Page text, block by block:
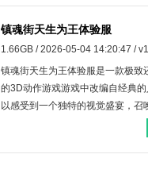
镇魂街天生为王体验服
1.66GB / 2026-05-04 14:20:47 /
镇魂街天生为王体验服是一款极致
的3D动作游戏游戏中改编自经典
以感受到一个独特的视觉盛宴，召
护灵对抗各种敌人和不同的玩法活
核心让玩家在游戏中和兄弟亲身